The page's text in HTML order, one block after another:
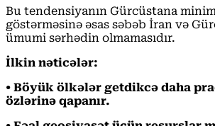
Bu tendensiyanın Gürcüstana
göstərməsinə əsas səbəb İran və
ümumi sərhədin olmamasıdır.
İlkin nəticələr:
• Böyük ölkələr getdikcə daha
özlərinə qapanır.